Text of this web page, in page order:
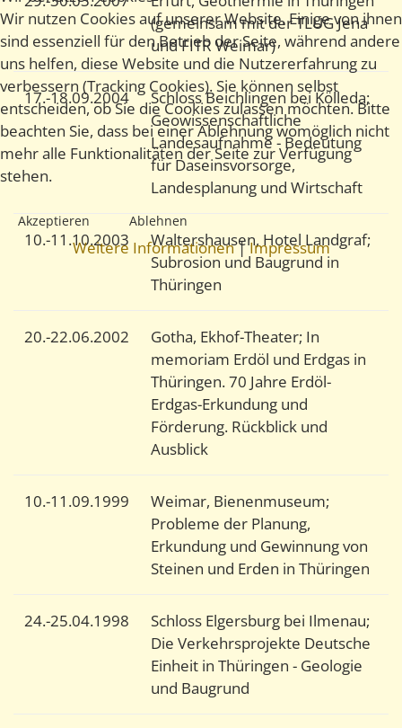
(gemeinsam mit der TLUG Jena
und FITR Weimar)
17.-18.09.2004
Schloss Beichlingen bei Kölleda;
Geowissenschaftliche
Landesaufnahme - Bedeutung
für Daseinsvorsorge,
Landesplanung und Wirtschaft
10.-11.10.2003
Waltershausen, Hotel Landgraf;
Subrosion und Baugrund in
Thüringen
20.-22.06.2002
Gotha, Ekhof-Theater; In
memoriam Erdöl und Erdgas in
Thüringen. 70 Jahre Erdöl-
Erdgas-Erkundung und
Förderung. Rückblick und
Ausblick
10.-11.09.1999
Weimar, Bienenmuseum;
Probleme der Planung,
Erkundung und Gewinnung von
Steinen und Erden in Thüringen
24.-25.04.1998
Schloss Elgersburg bei Ilmenau;
Die Verkehrsprojekte Deutsche
Einheit in Thüringen - Geologie
und Baugrund
Wir nutzen Cookies auf unserer Website. Einige von ihnen
sind essenziell für den Betrieb der Seite, während andere
uns helfen, diese Website und die Nutzererfahrung zu
verbessern (Tracking Cookies). Sie können selbst
entscheiden, ob Sie die Cookies zulassen möchten. Bitte
beachten Sie, dass bei einer Ablehnung womöglich nicht
mehr alle Funktionalitäten der Seite zur Verfügung
stehen.
Akzeptieren Ablehnen
Weitere Informationen|Impressum